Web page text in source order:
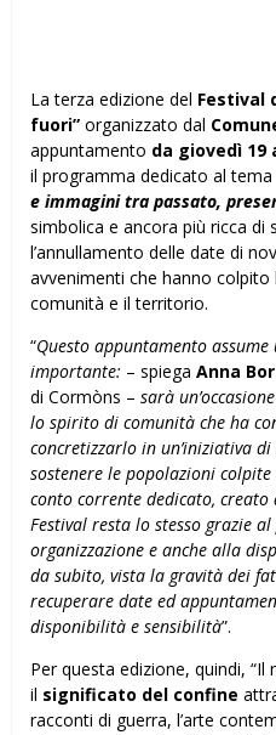
La terza edizione del Festival
fuori” organizzato dal
appuntamento da giovedì 19
il programma dedicato al tema
e immagini tra passato,
simbolica e ancora più ricca di
l’annullamento delle date di
avvenimenti che hanno
comunità e il territorio.
“Questo appuntamento
importante: – spiega Anna
di Cormòns – sarà
lo spirito di comunità che ha
concretizzarlo in un’iniziativa
sostenere le popolazioni
conto corrente dedicato, creato
Festival resta lo stesso grazie
organizzazione e anche alla
da subito, vista la gravità dei
recuperare date ed
disponibilità e sensibilità”.
Per questa edizione, quindi,
il significato del confine
racconti di guerra, l’arte